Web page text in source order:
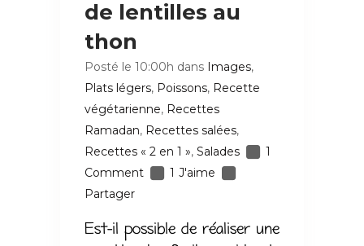
de lentilles au
thon
Posté le 10:00h dans Images,
Plats légers, Poissons, Recette
végétarienne, Recettes
Ramadan, Recettes salées,
Recettes « 2 en 1 », Salades
1
Comment
1 J'aime
Partager
Est-il possible de réaliser une